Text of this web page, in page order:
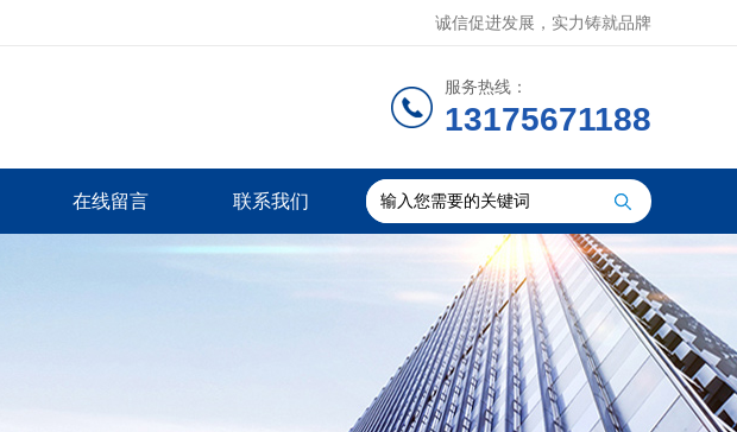
诚信促进发展，实力铸就品牌
服务热线：
13175671188
在线留言 联系我们